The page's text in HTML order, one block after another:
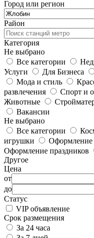
Город или регион
Район
Категория
Не выбрано
Все категории
Услуги
Для Бизнеса
Мода и стиль
развлечения
Спорт и
Животные
Вакансии
Не выбрано
Все категории
игрушки
Оформление
Оформление праздников
Другое
Цена
от
до
Статус
VIP объявление
Срок размещения
За 24 часа